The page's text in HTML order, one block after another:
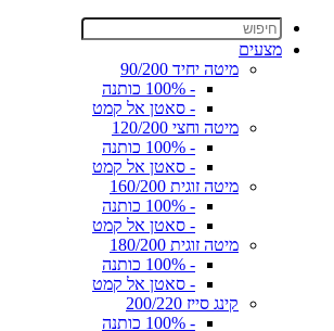
מצעים
מיטה יחיד 90/200
- 100% כותנה
- סאטן אל קמט
מיטה וחצי 120/200
- 100% כותנה
- סאטן אל קמט
מיטה זוגית 160/200
- 100% כותנה
- סאטן אל קמט
מיטה זוגית 180/200
- 100% כותנה
- סאטן אל קמט
קינג סייז 200/220
- 100% כותנה